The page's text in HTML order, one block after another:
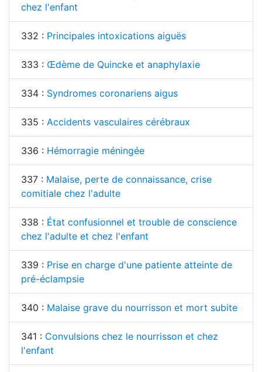
chez l'enfant
332 : Principales intoxications aiguës
333 : Œdème de Quincke et anaphylaxie
334 : Syndromes coronariens aigus
335 : Accidents vasculaires cérébraux
336 : Hémorragie méningée
337 : Malaise, perte de connaissance, crise
comitiale chez l'adulte
338 : État confusionnel et trouble de conscience
chez l'adulte et chez l'enfant
339 : Prise en charge d'une patiente atteinte de
pré-éclampsie
340 : Malaise grave du nourrisson et mort subite
341 : Convulsions chez le nourrisson et chez
l'enfant